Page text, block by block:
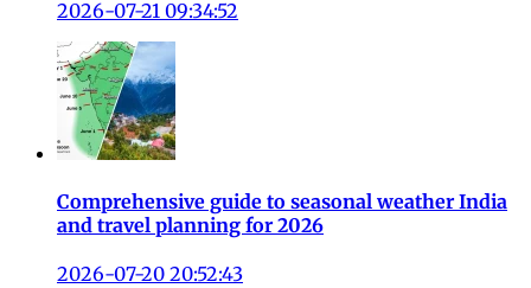
2026-07-21 09:34:52
Comprehensive guide to seasonal weather India
and travel planning for 2026
2026-07-20 20:52:43